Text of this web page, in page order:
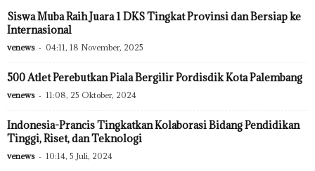
Siswa Muba Raih Juara 1 DKS Tingkat Provinsi dan Bersiap ke
Internasional
venews - 04:11, 18 November, 2025
500 Atlet Perebutkan Piala Bergilir Pordisdik Kota Palembang
venews - 11:08, 25 Oktober, 2024
Indonesia-Prancis Tingkatkan Kolaborasi Bidang Pendidikan
Tinggi, Riset, dan Teknologi
venews - 10:14, 5 Juli, 2024